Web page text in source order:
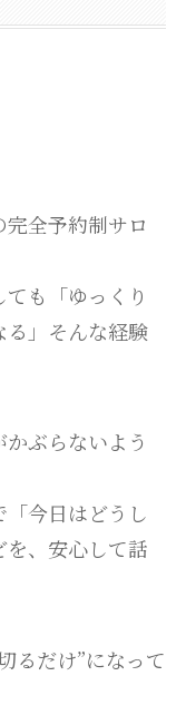
全予約制サロ
も「ゆっくり
」そんな経験
ぶらないよう
今日はどうし
、安心して話
るだけ”になって